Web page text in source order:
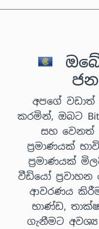
අපගේ වඩාත්
කරමින්, ඔබට
සහ වෙනත්
ප්‍රමාණයක්
ප්‍රමාණයක්
වීඩියෝ ප්‍රවාහන
ආවරණය
භාණ්ඩ,
ගැනීමට